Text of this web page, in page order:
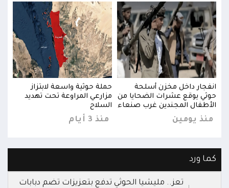
انفجار داخل مخزن أسلحة
حوثي يوقع عشرات الضحايا من
الأطفال المجندين غرب صنعاء
منذ يومين
حملة حوثية واسعة لابتزاز
مزارعي المراوعة تحت تهديد
السلاح
منذ 3 أيام
كما ورد
تعز.. مليشيا الحوثي تدفع بتعزيزات تضم دبابات